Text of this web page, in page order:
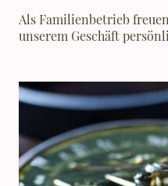
Als Familienbetrieb
unserem Geschäft